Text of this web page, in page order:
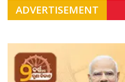
ADVERTISEMENT